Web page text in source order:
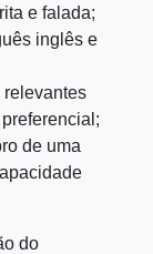
e falada;
inglês e
relevantes
de uma
do